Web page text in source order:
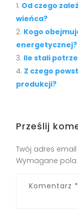
Od czego
wieńca?
Kogo
energetycznej?
Ile stali
Z czego
produkcji?
Prześlij
Twój adres
Wymagane